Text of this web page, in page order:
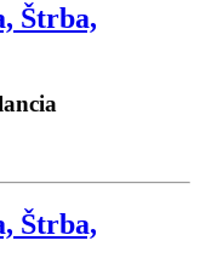
Štrba,
Štrba,